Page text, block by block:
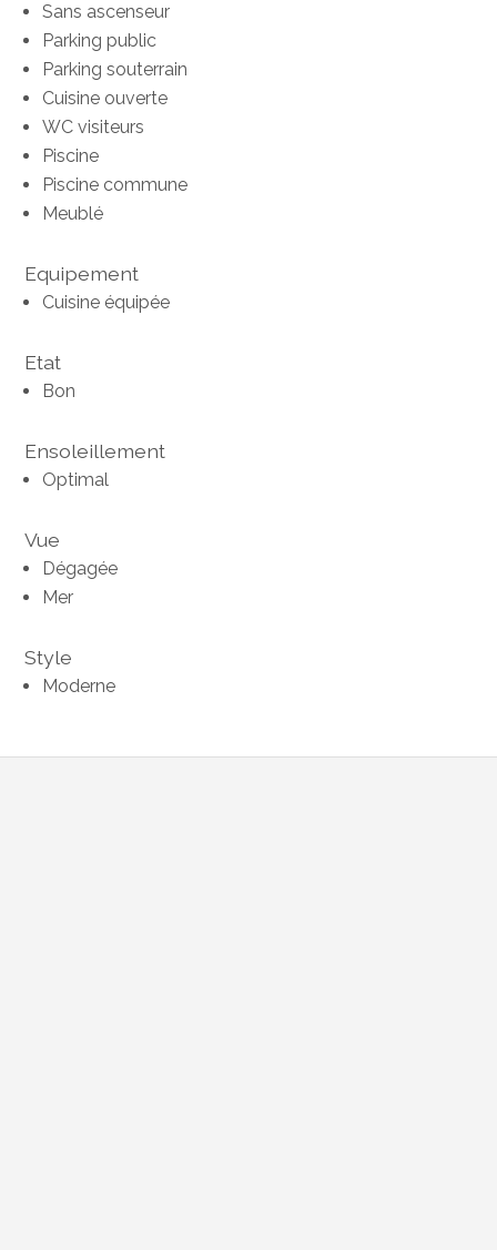
Sans ascenseur
Parking public
Parking souterrain
Cuisine ouverte
WC visiteurs
Piscine
Piscine commune
Meublé
Equipement
Cuisine équipée
Etat
Bon
Ensoleillement
Optimal
Vue
Dégagée
Mer
Style
Moderne